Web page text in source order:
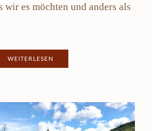
wir es möchten und anders als
WEITERLESEN